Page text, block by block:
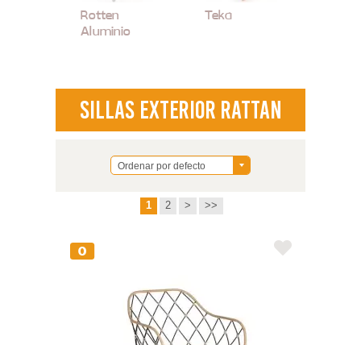
Rotten
Aluminio
Teka
Sillas Exterior Rattan
Ordenar por defecto
1 2 > >>